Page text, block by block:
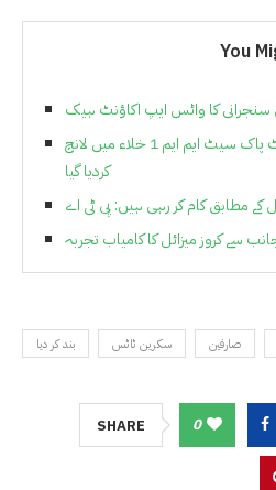
You
کا واٹس ایپ اکاؤنٹ ہیک
پاکستان کا دوسرا سیٹلائٹ پاک سیٹ ایم ایم 1 خلاء میں لانچ
کردیا گیا
کے مطابق کام کر رہی ہیں: پی ٹی اے
سے کروز میزائل کا کامیاب تجربہ
بند کر دیا سکرین ٹاٹس صارفین
SHARE 0